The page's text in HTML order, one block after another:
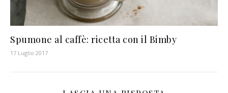
Spumone al caffè: ricetta con il Bimby
17 Luglio 2017